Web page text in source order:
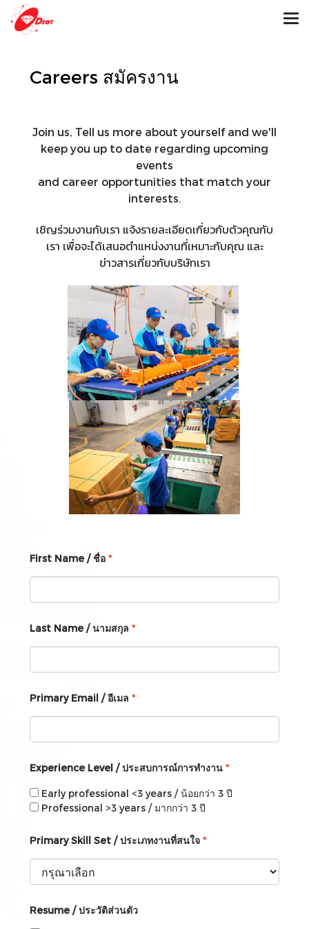
Careers สมัครงาน
Join us, Tell us more about yourself and we'll
keep you up to date regarding upcoming
events
and career opportunities that match your
interests.
เชิญร่วมงานกับเรา แจ้งรายละเอียดเกี่ยวกับตัวคุณกับ
เรา เพื่อจะได้เสนอตำแหน่งงานที่เหมาะกับคุณ และ
ข่าวสารเกี่ยวกับบริษัทเรา
First Name / ชื่อ *
Last Name / นามสกุล *
Primary Email / อีเมล *
Experience Level / ประสบการณ์การทำงาน *
Early professional <3 years / น้อยกว่า 3 ปี
Professional >3 years / มากกว่า 3 ปี
Primary Skill Set / ประเภทงานที่สนใจ *
Resume / ประวัติส่วนตัว